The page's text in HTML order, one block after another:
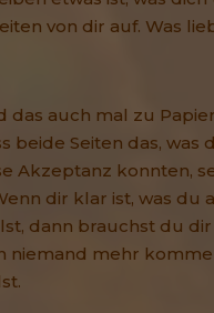
von dir auf. Was
das auch mal zu
beide Seiten das, was
Akzeptanz konnten,
dir klar ist, was du
dann brauchst du
niemand mehr